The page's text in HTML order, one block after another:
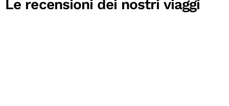
Le recensioni dei nostri viaggi